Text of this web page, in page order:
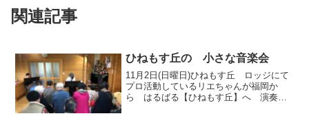
関連記事
ひねもす丘の 小さな音楽会
11月2日(日曜日)ひねもす丘 ロッジにて
プロ活動しているリエちゃんが福岡か
ら はるばる【ひねもす丘】へ 演奏に